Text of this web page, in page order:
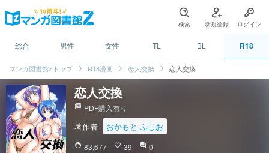
検索 新規登録 ログイン
総合 男性 女性 TL BL R18
マンガ図書館Zトップ R18漫画 恋人交換 恋人交換
恋人交換
picture_as_pdf PDF購入有り
著作者 おかもと ふじお
face 83,677 favorite_border 39 question_answer 0